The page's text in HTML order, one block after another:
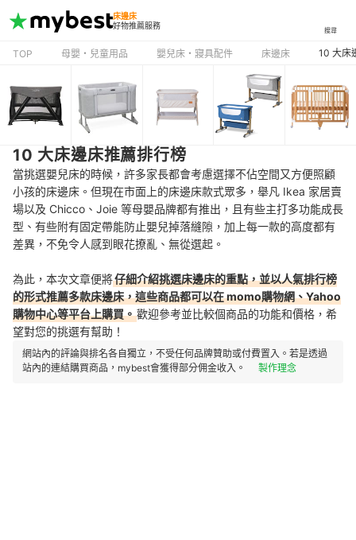
床邊床
好物推薦服務
搜尋
TOP 母嬰・兒童用品 嬰兒床・寢具配件 床邊床 10 大床
10 大床邊床推薦排行榜
當挑選嬰兒床的時候，許多家長都會考慮選擇不佔空間又方便照顧
小孩的床邊床。但現在市面上的床邊床款式眾多，舉凡 Ikea 家居賣
場以及 Chicco、Joie 等母嬰品牌都有推出，且有些主打多功能成長
型、有些附有固定帶能防止嬰兒掉落縫隙，加上每一款的高度都有
差異，不免令人感到眼花撩亂、無從選起。
為此，本次文章便將仔細介紹挑選床邊床的重點，並以人氣排行榜
的形式推薦多款床邊床，這些商品都可以在 momo購物網、Yahoo
購物中心等平台上購買。歡迎參考並比較個商品的功能和價格，希
望對您的挑選有幫助！
網站內的評論與排名各自獨立，不受任何品牌贊助或付費置入。若是透過
站內的連結購買商品，mybest會獲得部分佣金收入。
製作理念